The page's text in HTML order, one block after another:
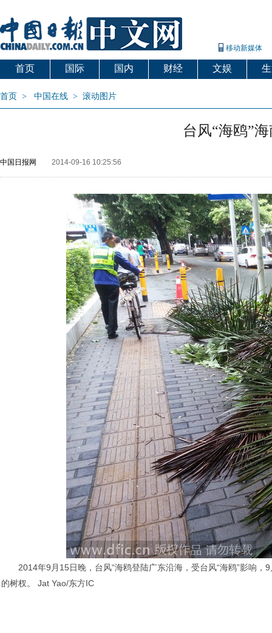
移动新媒体
首页 国际 国内 财经 文娱
首页 > 中国在线 > 滚动图片
台风“海鸥”
中国日报网 2014-09-16 10:25:56
2014年9月15日晚，台风“海鸥登陆广东沿海，受台风“海鸥”影响
的树杈。 Jat Yao/东方IC